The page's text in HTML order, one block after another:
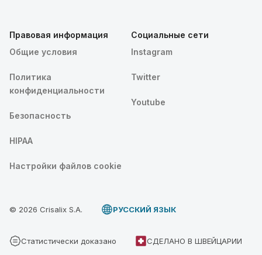
Правовая информация
Общие условия
Политика
конфиденциальности
Безопасность
HIPAA
Настройки файлов cookie
Социальные сети
Instagram
Twitter
Youtube
© 2026 Crisalix S.A. PУССКИЙ ЯЗЫК
Статистически доказано СДЕЛАНО В ШВЕЙЦАРИИ